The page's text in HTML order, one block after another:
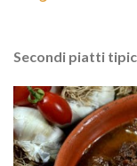
Secondi piatti